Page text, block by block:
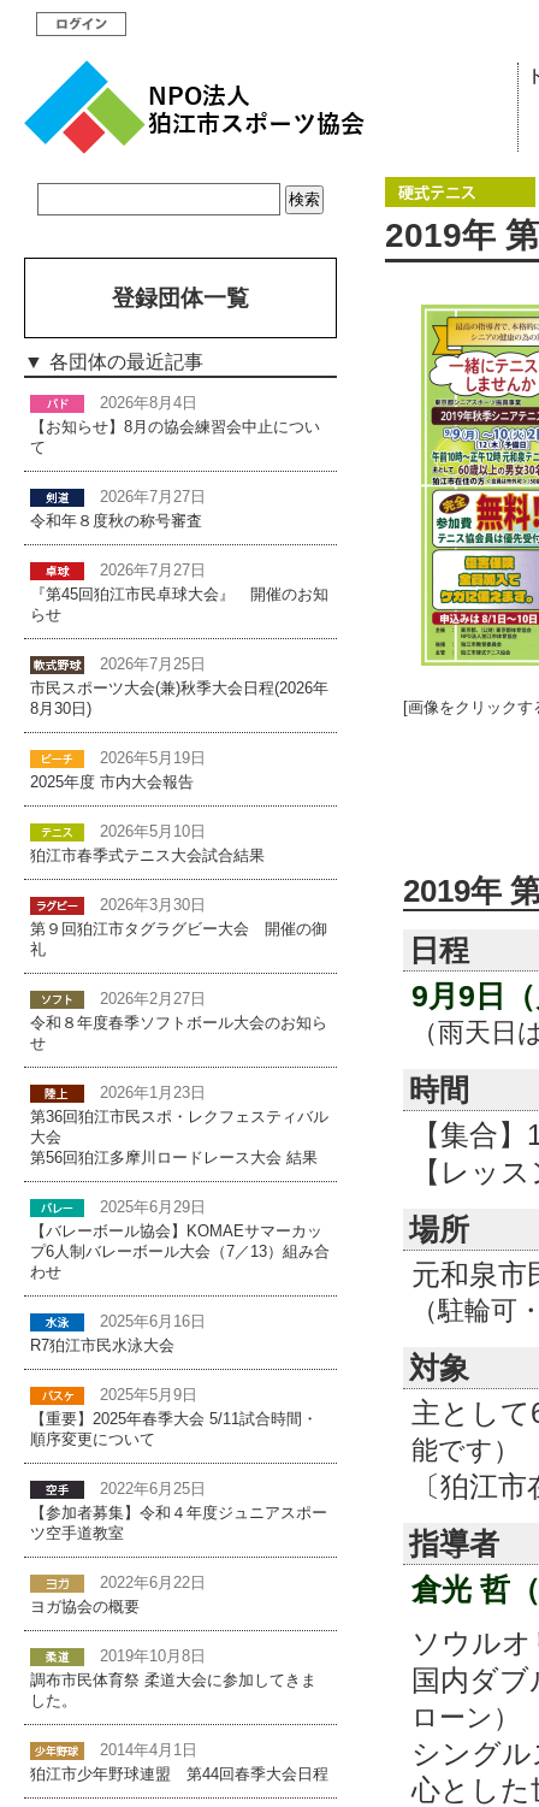
2019年
[画像をクリック
2019年
日程
9月9日
（雨天日
時間
【集合
【レッ
場所
元和泉市
（駐輪可
対象
主として
能です）
〔狛江
指導者
倉光 哲
ソウル
国内ダ
ローン）
シング
心とした
登録団体一覧
各団体の最近記事
2026年8月4日
【お知らせ】8月の協会練習会中止につい
て
2026年7月27日
令和年８度秋の称号審査
2026年7月27日
『第45回狛江市民卓球大会』 開催のお知
らせ
2026年7月25日
市民スポーツ大会(兼)秋季大会日程(2026年
8月30日)
2026年5月19日
2025年度 市内大会報告
2026年5月10日
狛江市春季式テニス大会試合結果
2026年3月30日
第９回狛江市タグラグビー大会 開催の御
礼
2026年2月27日
令和８年度春季ソフトボール大会のお知ら
せ
2026年1月23日
第36回狛江市民スポ・レクフェスティバル
大会
第56回狛江多摩川ロードレース大会 結果
2025年6月29日
【バレーボール協会】KOMAEサマーカッ
プ6人制バレーボール大会（7／13）組み合
わせ
2025年6月16日
R7狛江市民水泳大会
2025年5月9日
【重要】2025年春季大会 5/11試合時間・
順序変更について
2022年6月25日
【参加者募集】令和４年度ジュニアスポー
ツ空手道教室
2022年6月22日
ヨガ協会の概要
2019年10月8日
調布市民体育祭 柔道大会に参加してきま
した。
2014年4月1日
狛江市少年野球連盟 第44回春季大会日程